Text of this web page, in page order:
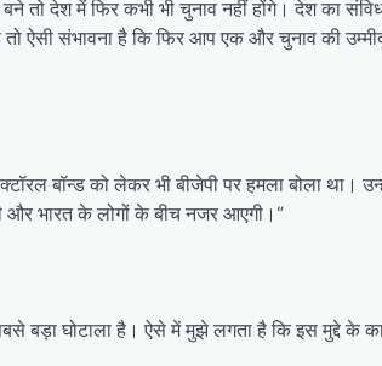
तो देश में फिर कभी भी चुनाव नहीं होंगे। देश का
है तो ऐसी संभावना है कि फिर आप एक और चुनाव
बॉन्ड को लेकर भी बीजेपी पर हमला बोला था।
और भारत के लोगों के बीच नजर आएगी।”
बड़ा घोटाला है। ऐसे में मुझे लगता है कि इस मुद्दे